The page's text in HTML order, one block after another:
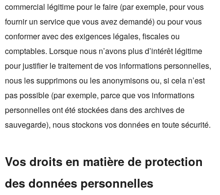
commercial légitime pour le faire (par exemple, pour vous
fournir un service que vous avez demandé) ou pour vous
conformer avec des exigences légales, fiscales ou
comptables. Lorsque nous n’avons plus d’intérêt légitime
pour justifier le traitement de vos informations personnelles,
nous les supprimons ou les anonymisons ou, si cela n’est
pas possible (par exemple, parce que vos informations
personnelles ont été stockées dans des archives de
sauvegarde), nous stockons vos données en toute sécurité.
Vos droits en matière de protection
des données personnelles